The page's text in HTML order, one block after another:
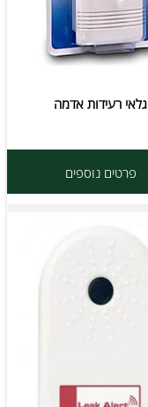
גלאי רעידות אדמה
פרטים נוספים